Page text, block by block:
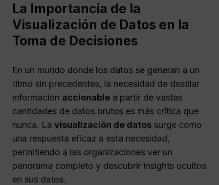
La Importancia de la
Visualización de Datos en la
Toma de Decisiones
En un mundo donde los datos se generan a un
ritmo sin precedentes, la necesidad de destilar
información accionable a partir de vastas
cantidades de datos brutos es más crítica que
nunca. La visualización de datos surge como
una respuesta eficaz a esta necesidad,
permitiendo a las organizaciones ver un
panorama completo y descubrir insights ocultos
en sus datos.